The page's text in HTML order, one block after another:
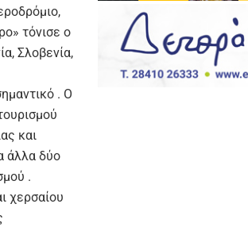
τόνισε ο
Σλοβενία,
. Ο
και
άλλα δύο
.
χερσαίου